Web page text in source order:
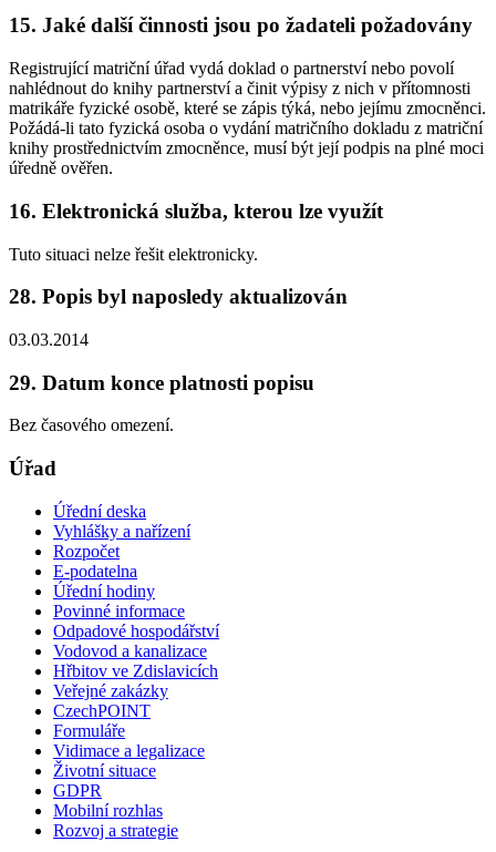
15. Jaké další činnosti jsou po žadateli požadovány
Registrující matriční úřad vydá doklad o partnerství nebo povolí
nahlédnout do knihy partnerství a činit výpisy z nich v přítomnosti
matrikáře fyzické osobě, které se zápis týká, nebo jejímu zmocněnci.
Požádá-li tato fyzická osoba o vydání matričního dokladu z matriční
knihy prostřednictvím zmocněnce, musí být její podpis na plné moci
úředně ověřen.
16. Elektronická služba, kterou lze využít
Tuto situaci nelze řešit elektronicky.
28. Popis byl naposledy aktualizován
03.03.2014
29. Datum konce platnosti popisu
Bez časového omezení.
Úřad
Úřední deska
Vyhlášky a nařízení
Rozpočet
E-podatelna
Úřední hodiny
Povinné informace
Odpadové hospodářství
Vodovod a kanalizace
Hřbitov ve Zdislavicích
Veřejné zakázky
CzechPOINT
Formuláře
Vidimace a legalizace
Životní situace
GDPR
Mobilní rozhlas
Rozvoj a strategie